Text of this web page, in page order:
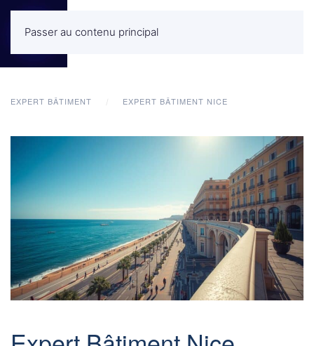
Passer au contenu principalMENU
EXPERT BÂTIMENT EXPERT BÂTIMENT NICE